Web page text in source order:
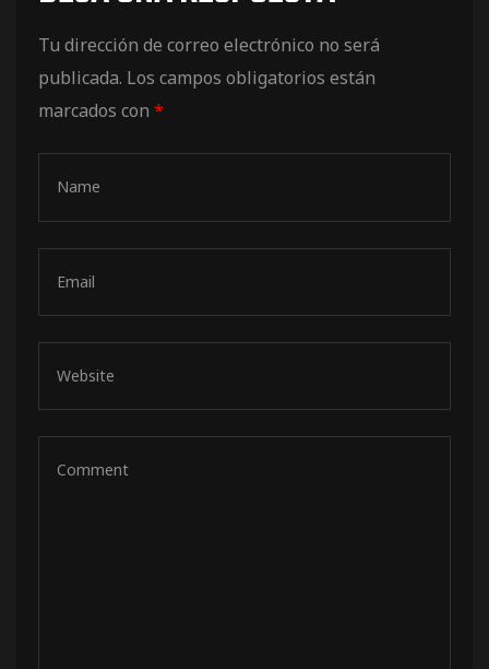
Tu dirección de correo electrónico no será
publicada. Los campos obligatorios están
marcados con *